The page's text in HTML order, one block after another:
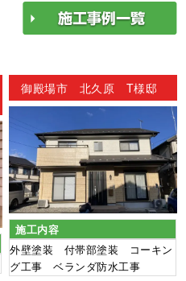
御殿場市 北久原 T様邸
施工内容
外壁塗装 付帯部塗装 コーキン
グ工事 ベランダ防水工事